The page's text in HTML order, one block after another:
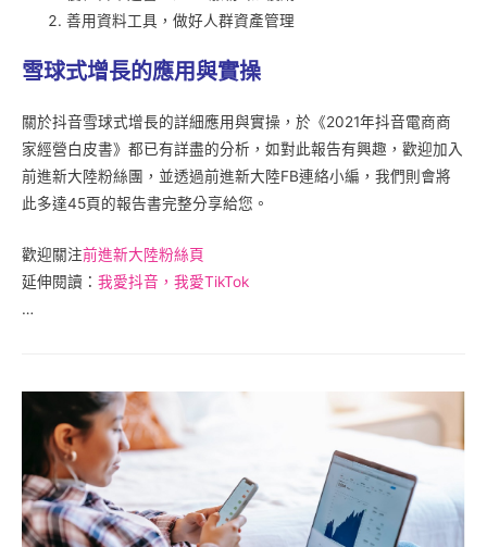
善用資料工具，做好人群資產管理
雪球式增長的應用與實操
關於抖音雪球式增長的詳細應用與實操，於《2021年抖音電商商
家經營白皮書》都已有詳盡的分析，如對此報告有興趣，歡迎加入
前進新大陸粉絲團，並透過前進新大陸FB連絡小編，我們則會將
此多達45頁的報告書完整分享給您。
歡迎關注前進新大陸粉絲頁
延伸閱讀： 我愛抖音，我愛TikTok
…